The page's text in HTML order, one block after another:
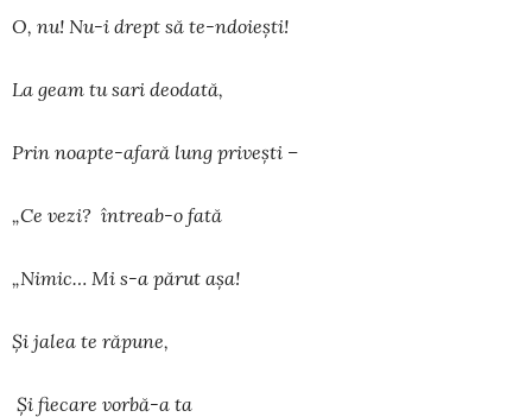
O, nu! Nu-i drept să te-ndoieşti!
La geam tu sari deodată,
Prin noapte-afară lung priveşti –
„Ce vezi? întreab-o fată
„Nimic… Mi s-a părut aşa!
Şi jalea te răpune,
Şi fiecare vorbă-a ta